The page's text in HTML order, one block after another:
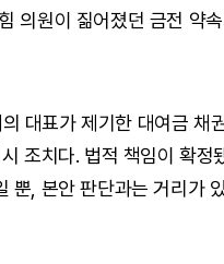
의원이 짊어졌던 금전 약속
대표가 제기한 대여금 채
조치다. 법적 책임이 확정
뿐, 본안 판단과는 거리가